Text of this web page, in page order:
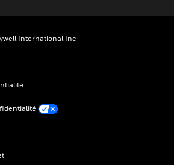
International Inc